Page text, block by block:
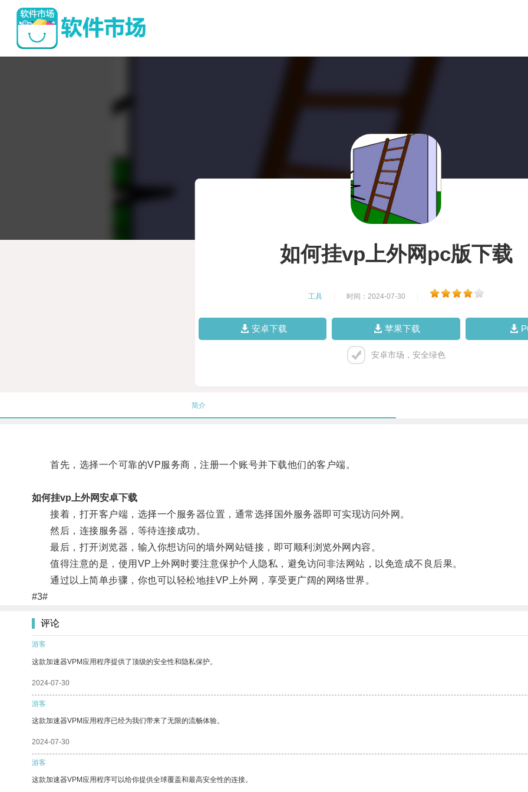
如何挂vp上外网pc版下载
工具 时间：2024-07-30
安卓下载 苹果下载
安卓市场，安全绿色
简介
首先，选择一个可靠的VP服务商，注册一个账号并下载他们的客户端。
如何挂vp上外网安卓下载
接着，打开客户端，选择一个服务器位置，通常选择国外服务器即可实现访问外网。
然后，连接服务器，等待连接成功。
最后，打开浏览器，输入你想访问的墙外网站链接，即可顺利浏览外网内容。
值得注意的是，使用VP上外网时要注意保护个人隐私，避免访问非法网站，以免造成不良后果。
通过以上简单步骤，你也可以轻松地挂VP上外网，享受更广阔的网络世界。
#3#
评论
游客
这款加速器VPM应用程序提供了顶级的安全性和隐私保护。
2024-07-30
游客
这款加速器VPM应用程序已经为我们带来了无限的流畅体验。
2024-07-30
游客
这款加速器VPM应用程序可以给你提供全球覆盖和最高安全性的连接。